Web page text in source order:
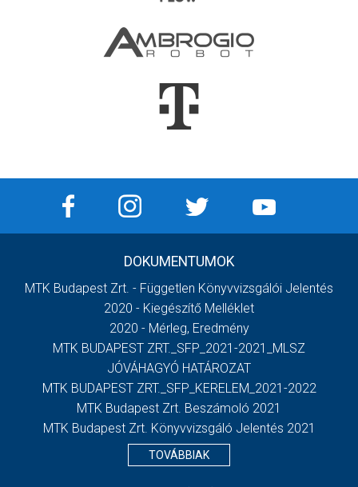
DOKUMENTUMOK
MTK Budapest Zrt. - Független Könyvvizsgálói Jelentés
2020 - Kiegészítő Melléklet
2020 - Mérleg, Eredmény
MTK BUDAPEST ZRT._SFP_2021-2021_MLSZ
JÓVÁHAGYÓ HATÁROZAT
MTK BUDAPEST ZRT._SFP_KERELEM_2021-2022
MTK Budapest Zrt. Beszámoló 2021
MTK Budapest Zrt. Könyvvizsgáló Jelentés 2021
TOVÁBBIAK